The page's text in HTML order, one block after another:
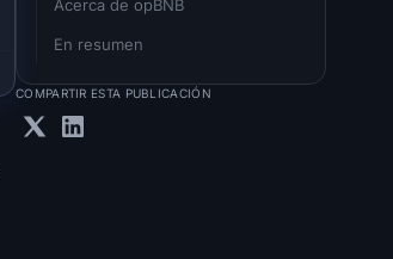
Acerca de opBNB
En resumen
COMPARTIR ESTA PUBLICACIÓN